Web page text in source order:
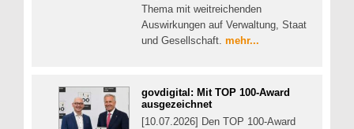
Thema mit weitreichenden
Auswirkungen auf Verwaltung, Staat
und Gesellschaft. mehr...
govdigital: Mit TOP 100-Award
ausgezeichnet
[10.07.2026] Den TOP 100-Award